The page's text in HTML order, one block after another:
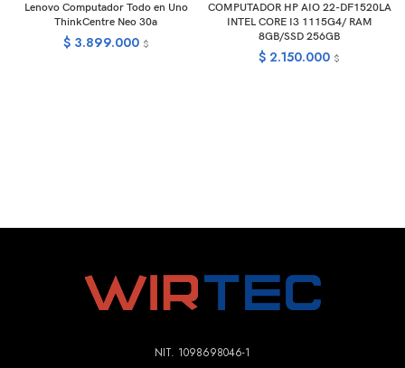
Lenovo Computador Todo en Uno
ThinkCentre Neo 30a
$3.899.000 $
COMPUTADOR HP AIO 22-DF1520LA
INTEL CORE I3 1115G4/ RAM
8GB/SSD 256GB
$ 2.150.000 $
NIT. 1098698046-1